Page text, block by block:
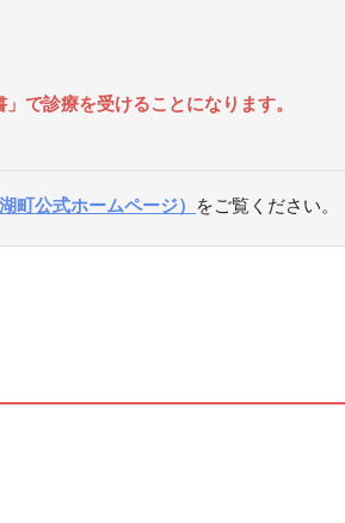
で診療を受けることになります。
町公式ホームページ） をご覧ください。